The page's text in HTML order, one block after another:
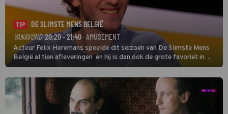
TIP
DE SLIMSTE MENS BELGIË
VANAVOND 20:20 - 21:40· AMUSEMENT
Acteur Felix Heremans speelde dit seizoen van De Slimste Mens
België al tien afleveringen en hij is dan ook de grote favoriet in
deze seizoensfinale. En er is Nederlandse inbreng, want komiek
Soundos El Ahmadi neemt plaats aan de jurytafel.